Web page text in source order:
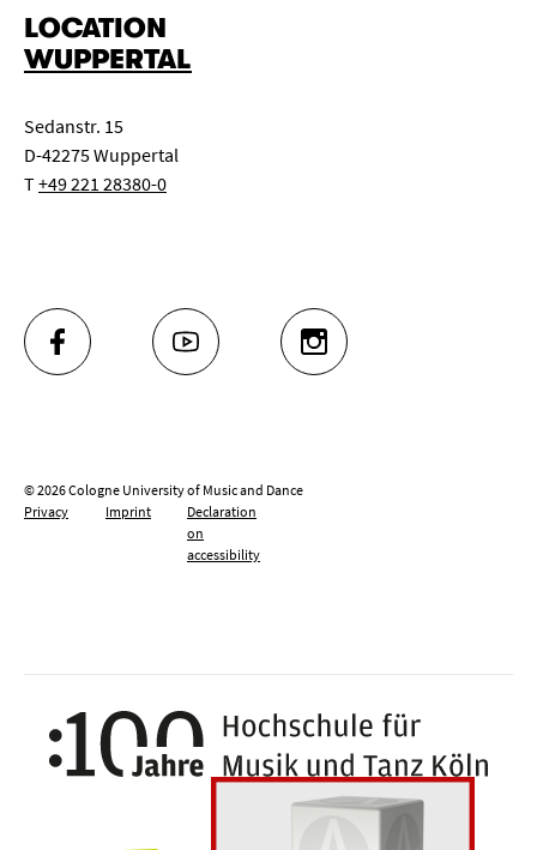
LOCATION
WUPPERTAL
Sedanstr. 15
D-42275 Wuppertal
T+49 221 28380-0
FACEBOOK YOUTUBE INSTAGRAM
© 2026 Cologne University of Music and Dance
Privacy
Imprint
Declaration
on
accessibility